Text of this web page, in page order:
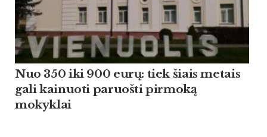
Nuo 350 iki 900 eurų: tiek šiais metais
gali kainuoti paruošti pirmoką
mokyklai